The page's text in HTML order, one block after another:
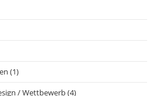
(1)
/ Wettbewerb(4)